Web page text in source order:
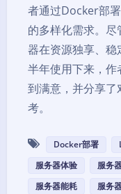
夜间模式
者通过Docker部
的多样化需求。
器在资源独享、稳
半年使用下来，
到满意，并分享
考。
Docker部署
服务器体验
服务
服务器能耗
服务